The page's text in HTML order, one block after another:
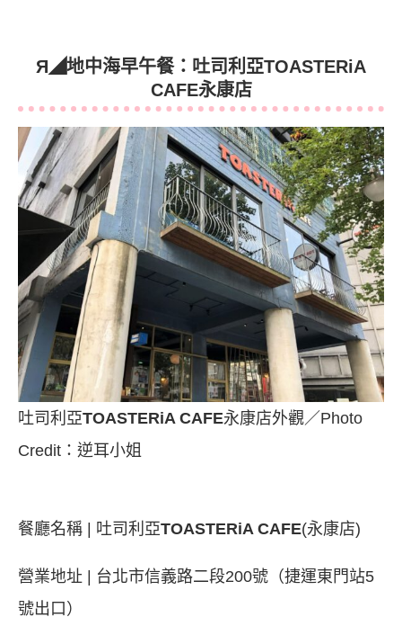
Я◢ 地中海早午餐：吐司利亞TOASTERiA
CAFE永康店
吐司利亞TOASTERiA CAFE永康店外觀／Photo
Credit：逆耳小姐
餐廳名稱 | 吐司利亞TOASTERiA CAFE(永康店)
營業地址 | 台北市信義路二段200號（捷運東門站5
號出口）